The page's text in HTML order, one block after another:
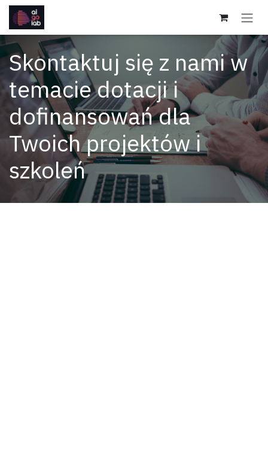
Skip to Content
Skontaktuj się z nami w
temacie dotacji i
dofinansowań dla
Twoich projektów i
szkoleń